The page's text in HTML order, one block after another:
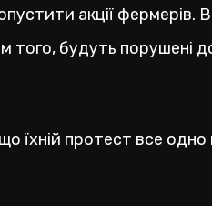
акції
будуть порушені
їхній протест все одно